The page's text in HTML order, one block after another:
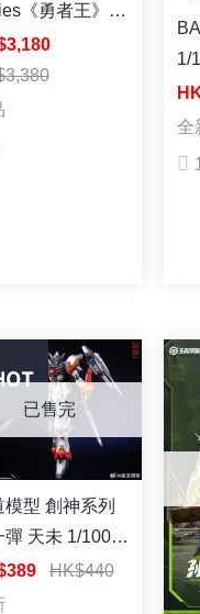
《勇者王》超
塗裝合金成品
1/
全
已售完
模型 創神系列
彈 天未 1/100
成品 可動機甲
HK$440